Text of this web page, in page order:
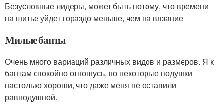
Безусловные лидеры, может быть потому, что времени
на шитье уйдет гораздо меньше, чем на вязание.
Милые банты
Очень много вариаций различных видов и размеров. Я к
бантам спокойно отношусь, но некоторые подушки
настолько хороши, что даже меня не оставили
равнодушной.